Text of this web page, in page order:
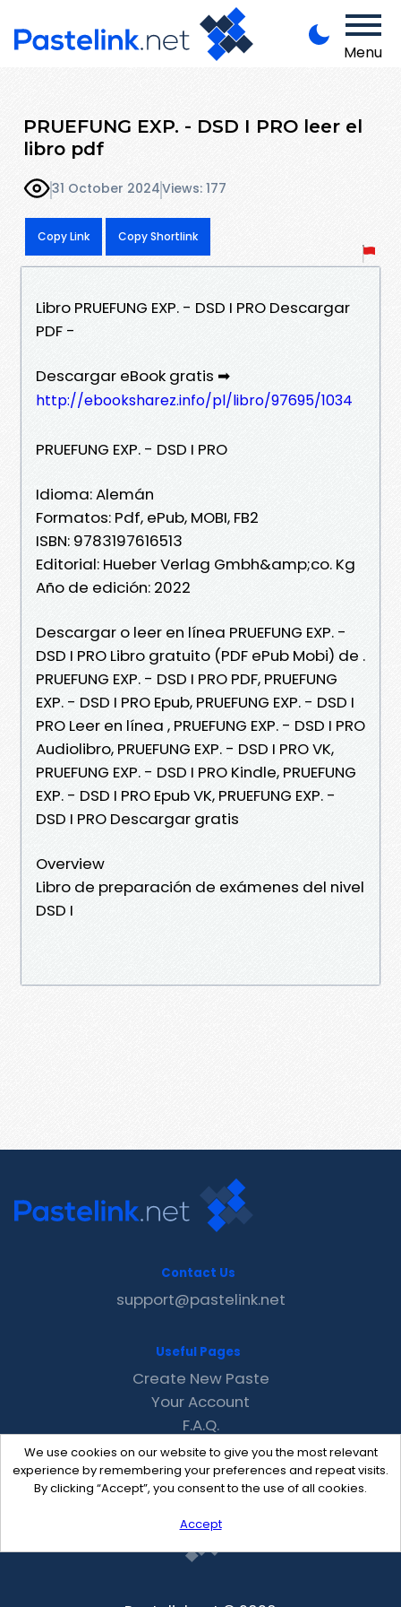
Menu
PRUEFUNG EXP. - DSD I PRO leer el
libro pdf
31 October 2024Views: 177
Copy Link Copy Shortlink
Libro PRUEFUNG EXP. - DSD I PRO Descargar
PDF -
Descargar eBook gratis ➡
http://ebooksharez.info/pl/libro/97695/1034
PRUEFUNG EXP. - DSD I PRO
Idioma: Alemán
Formatos: Pdf, ePub, MOBI, FB2
ISBN: 9783197616513
Editorial: Hueber Verlag Gmbh&amp;co. Kg
Año de edición: 2022
Descargar o leer en línea PRUEFUNG EXP. -
DSD I PRO Libro gratuito (PDF ePub Mobi) de .
PRUEFUNG EXP. - DSD I PRO PDF, PRUEFUNG
EXP. - DSD I PRO Epub, PRUEFUNG EXP. - DSD I
PRO Leer en línea , PRUEFUNG EXP. - DSD I PRO
Audiolibro, PRUEFUNG EXP. - DSD I PRO VK,
PRUEFUNG EXP. - DSD I PRO Kindle, PRUEFUNG
EXP. - DSD I PRO Epub VK, PRUEFUNG EXP. -
DSD I PRO Descargar gratis
Overview
Libro de preparación de exámenes del nivel
DSD I
We use cookies on our website to give you the most relevant
experience by remembering your preferences and repeat visits.
By clicking “Accept”, you consent to the use of all cookies.
Accept
Contact Us
support@pastelink.net
Useful Pages
Create New Paste
Your Account
F.A.Q.
Recent
Contact